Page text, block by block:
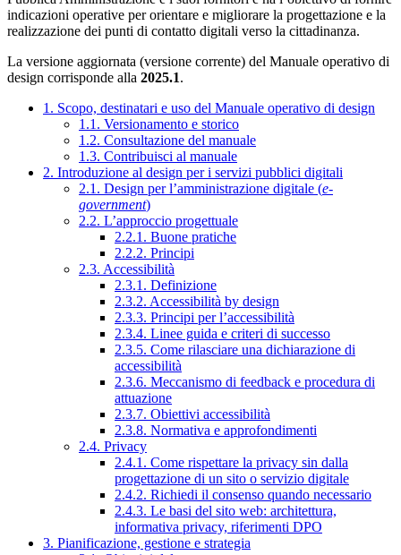
indicazioni operative per orientare e migliorare la progettazione e la
realizzazione dei punti di contatto digitali verso la cittadinanza.
La versione aggiornata (versione corrente) del Manuale operativo di
design corrisponde alla 2025.1.
1. Scopo, destinatari e uso del Manuale operativo di design
1.1. Versionamento e storico
1.2. Consultazione del manuale
1.3. Contribuisci al manuale
2. Introduzione al design per i servizi pubblici digitali
2.1. Design per l’amministrazione digitale (e-
government)
2.2. L’approccio progettuale
2.2.1. Buone pratiche
2.2.2. Principi
2.3. Accessibilità
2.3.1. Definizione
2.3.2. Accessibilità by design
2.3.3. Principi per l’accessibilità
2.3.4. Linee guida e criteri di successo
2.3.5. Come rilasciare una dichiarazione di
accessibilità
2.3.6. Meccanismo di feedback e procedura di
attuazione
2.3.7. Obiettivi accessibilità
2.3.8. Normativa e approfondimenti
2.4. Privacy
2.4.1. Come rispettare la privacy sin dalla
progettazione di un sito o servizio digitale
2.4.2. Richiedi il consenso quando necessario
2.4.3. Le basi del sito web: architettura,
informativa privacy, riferimenti DPO
3. Pianificazione, gestione e strategia